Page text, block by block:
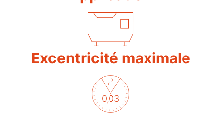
Excentricité maximale
0,03